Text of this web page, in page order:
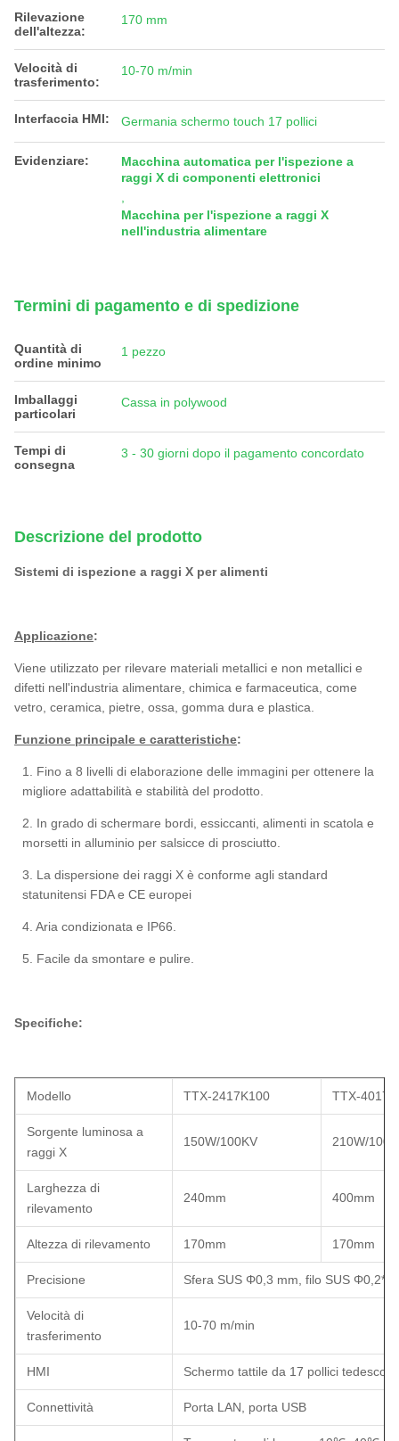
Rilevazione
dell'altezza:
170 mm
Velocità di
trasferimento:
10-70 m/min
Interfaccia HMI: Germania schermo touch 17 pollici
Evidenziare:
Macchina automatica per l'ispezione a
raggi X di componenti elettronici
Macchina per l'ispezione a raggi X
nell'industria alimentare
Termini di pagamento e di spedizione
Quantità di
ordine minimo
1 pezzo
Imballaggi
particolari
Cassa in polywood
Tempi di
consegna
3 - 30 giorni dopo il pagamento concordato
Descrizione del prodotto
Sistemi di ispezione a raggi X per alimenti
Applicazione:
Viene utilizzato per rilevare materiali metallici e non metallici e
difetti nell'industria alimentare, chimica e farmaceutica, come
vetro, ceramica, pietre, ossa, gomma dura e plastica.
Funzione principale e caratteristiche:
1. Fino a 8 livelli di elaborazione delle immagini per ottenere la
migliore adattabilità e stabilità del prodotto.
2. In grado di schermare bordi, essiccanti, alimenti in scatola e
morsetti in alluminio per salsicce di prosciutto.
3. La dispersione dei raggi X è conforme agli standard
statunitensi FDA e CE europei
4. Aria condizionata e IP66.
5. Facile da smontare e pulire.
Specifiche:
Modello TTX-2417K100 TTX-
Sorgente luminosa a
raggi X
150W/100KV 210W/
Larghezza di
rilevamento
240mm 400mm
Altezza di rilevamento 170mm 170mm
Precisione Sfera SUS Φ0,3 mm, filo SUS Φ0,2*2
Velocità di
trasferimento
10-70 m/min
HMI Schermo tattile da 17 pollici tedesco
Connettività Porta LAN, porta USB